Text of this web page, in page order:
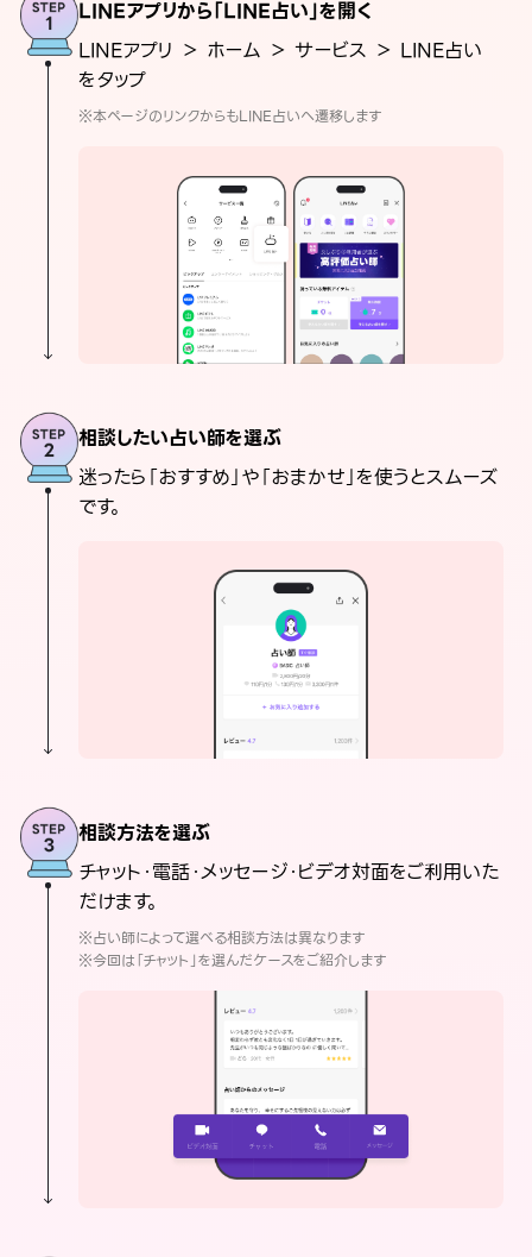
LINEアプリから「LINE占い」を開く
LINEアプリ ＞ ホーム ＞ サービス ＞ LINE占い
をタップ
※本ページのリンクからもLINE占いへ遷移します
相談したい占い師を選ぶ
迷ったら「おすすめ」や「おまかせ」を使うとスムーズ
です。
相談方法を選ぶ
チャット・電話・メッセージ・ビデオ対面をご利用いた
だけます。
※占い師によって選べる相談方法は異なります
※今回は「チャット」を選んだケースをご紹介します